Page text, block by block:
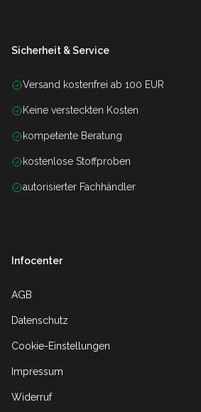
Sicherheit & Service
Versand kostenfrei ab 100 EUR
Keine versteckten Kosten
kompetente Beratung
kostenlose Stoffproben
autorisierter Fachhändler
Infocenter
AGB
Datenschutz
Cookie-Einstellungen
Impressum
Widerruf